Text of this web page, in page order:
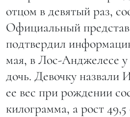
отцом в девятый раз,
Официальный
подтвердил
мая, в Лос-Анджелесе
дочь. Девочку
ее вес при рождении
килограмма, а рост